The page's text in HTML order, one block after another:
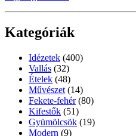
Kategóriák
Idézetek (400)
Vallás (32)
Ételek (48)
Művészet (14)
Fekete-fehér (80)
Kifestők (51)
Gyümölcsök (19)
Modern (9)